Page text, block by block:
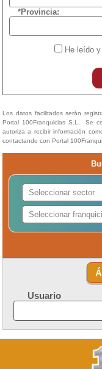
*Provincia:
He leído
Los datos facilitados serán
Portal 100Franquicias S.L.. Se
autoriza a recibir información
contactando con Portal
Usuario